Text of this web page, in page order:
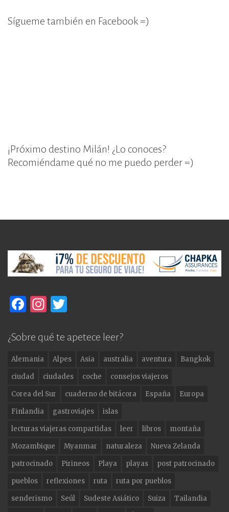
Sígueme también en Facebook =)
¡Próximo destino Milán! ¿Lo conoces?
Recomiéndame qué no me puedo perder =)
F
c
e
b
o
o
k
In
a
g
ra
m
it
te
r
¿Sobre qué te apetece leer?
Alemania Alpes Asia australia aventura
Bangkok
ciudad
ciudades coche
consejos viajeros
Corea del Sur
cuaderno de bitácora España
Europa
Finlandia
gastroviajes
islas
lecturas viajeras compartidas
leer libros
montaña
Mozambique
Myanmar naturaleza
Nueva Zelanda
patrocinado
Pirineos Playa playas
post patrocinado
pueblos
reflexiones ruta
ruta por pueblos
senderismo
Seúl Sudeste Asiático Suiza
Tailandia